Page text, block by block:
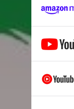
Bessere
Träumen